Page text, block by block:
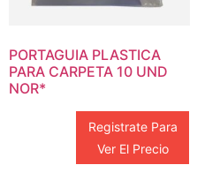
PORTAGUIA PLASTICA
PARA CARPETA 10 UND
NOR*
Registrate Para
Ver El Precio